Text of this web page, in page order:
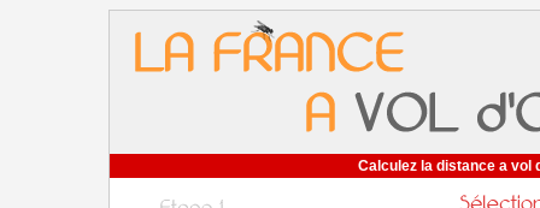
Calculez la distance a vol